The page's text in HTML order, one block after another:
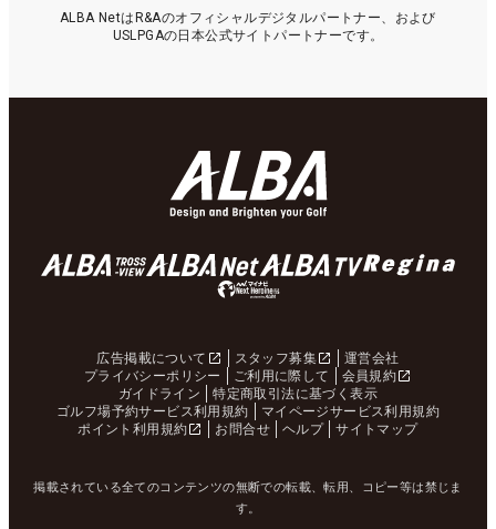
ALBA NetはR&Aのオフィシャルデジタルパートナー、および
USLPGAの日本公式サイトパートナーです。
広告掲載について スタッフ募集
運営会社
プライバシーポリシー
ご利用に際して
会員規約
ガイドライン
特定商取引法に基づく表示
ゴルフ場予約サービス利用規約
マイページサービス利用規約
ポイント利用規約
お問合せ ヘルプ サイトマップ
掲載されている全てのコンテンツの無断での転載、転用、コピー等は禁じま
す。